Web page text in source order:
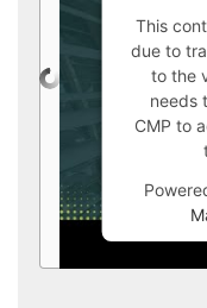
This
due to
to the
needs
CMP to